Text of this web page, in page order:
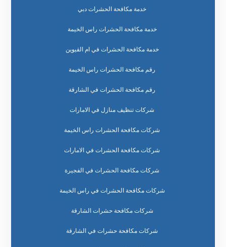
خدمة مكافحة الحشرات دبي
خدمة مكافحة الحشرات راس الخيمة
خدمة مكافحة الحشرات في ام القيوين
رقم مكافحة الحشرات راس الخيمة
رقم مكافحة الحشرات في الشارقة
شركات تنظيف منازل في الامارات
شركات مكافحة الحشرات راس الخيمة
شركات مكافحة الحشرات في الامارات
شركات مكافحة الحشرات في الفجيرة
شركات مكافحة الحشرات في راس الخيمة
شركات مكافحة حشرات الشارقة
شركات مكافحة حشرات في الشارقة